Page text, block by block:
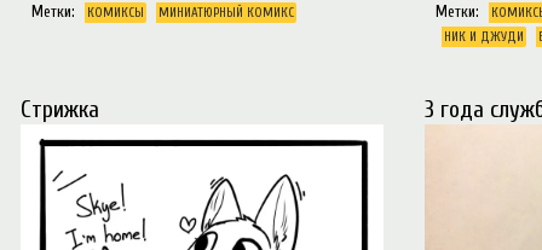
Метки: КОМИКСЫ МИНИАТЮРНЫЙ КОМИКС Метки:
НИК И ДЖУДИ
Стрижка 3 года